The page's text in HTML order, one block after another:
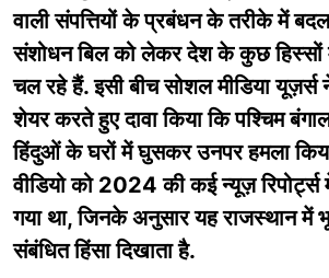
वाली संपत्तियों के प्रबंधन के तरीके में
संशोधन बिल को लेकर देश के कुछ हिस्सों में
चल रहे हैं. इसी बीच सोशल मीडिया यूज़र्स
शेयर करते हुए दावा किया कि पश्चिम बंगाल
हिंदुओं के घरों में घुसकर उनपर हमला
वीडियो को 2024 की कई न्यूज़ रिपोर्ट्स
गया था, जिनके अनुसार यह राजस्थान में
संबंधित हिंसा दिखाता है.